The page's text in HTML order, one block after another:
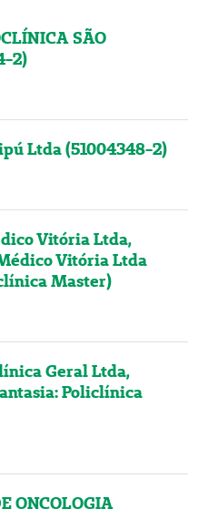
SÃO
2)
Ltda (51004348-2)
Vitória Ltda,
Vitória Ltda
Master)
Geral Ltda,
Policlínica
ONCOLOGIA